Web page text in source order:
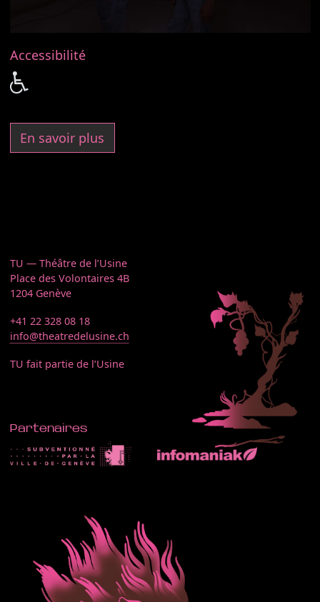
Accessibilité
En savoir plus
TU — Théâtre de l’Usine
Place des Volontaires 4B
1204 Genève
+41 22 328 08 18
info@theatredelusine.ch
TU fait partie de l’Usine
Partenaires